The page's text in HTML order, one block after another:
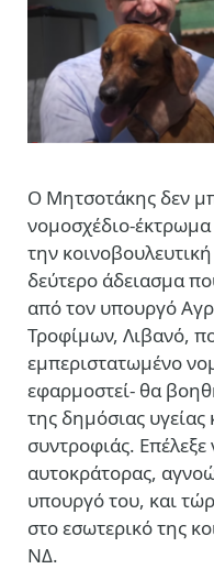
Ο Μητσοτάκης δεν
νομοσχέδιο-
την
δεύτερο άδειασμα
από τον υπουργό
Τροφίμων, Λιβανό,
εμπεριστατωμένο
εφαρμοστεί- θα
της δημόσιας
συντροφιάς. Επέλεξε
αυτοκράτορας,
υπουργό του, και
στο εσωτερικό της
ΝΔ.